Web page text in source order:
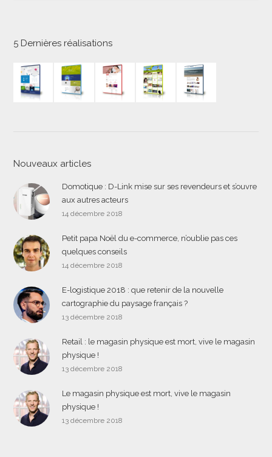
5 Dernières réalisations
Nouveaux articles
Domotique : D-Link mise sur ses revendeurs et s’ouvre
aux autres acteurs
14 décembre 2018
Petit papa Noël du e-commerce, n’oublie pas ces
quelques conseils
14 décembre 2018
E-logistique 2018 : que retenir de la nouvelle
cartographie du paysage français ?
13 décembre 2018
Retail : le magasin physique est mort, vive le magasin
physique !
13 décembre 2018
Le magasin physique est mort, vive le magasin
physique !
13 décembre 2018